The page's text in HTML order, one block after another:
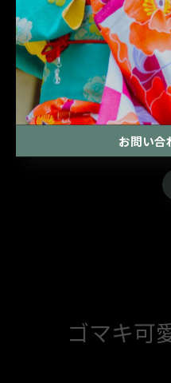
ゴマキ可
お問い
お問い合